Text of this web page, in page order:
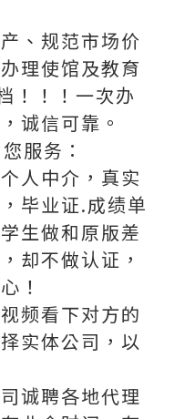
、规范市场价
理使馆及教育
！！！一次办
诚信可靠。
服务：
人中介，真实
毕业证.成绩单
生做和原版差
却不做认证，
！
频看下对方的
实体公司，以
诚聘各地代理